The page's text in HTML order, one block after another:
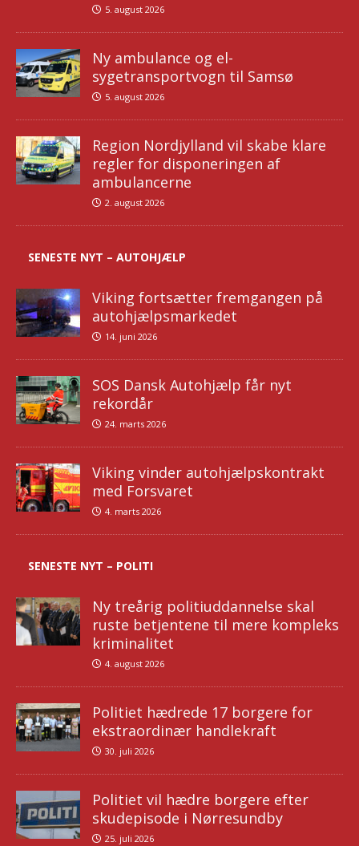
5. august 2026
Ny ambulance og el-
sygetransportvogn til Samsø
5. august 2026
Region Nordjylland vil skabe klare
regler for disponeringen af
ambulancerne
2. august 2026
SENESTE NYT – AUTOHJÆLP
Viking fortsætter fremgangen på
autohjælpsmarkedet
14. juni 2026
SOS Dansk Autohjælp får nyt
rekordår
24. marts 2026
Viking vinder autohjælpskontrakt
med Forsvaret
4. marts 2026
SENESTE NYT – POLITI
Ny treårig politiuddannelse skal
ruste betjentene til mere kompleks
kriminalitet
4. august 2026
Politiet hædrede 17 borgere for
ekstraordinær handlekraft
30. juli 2026
Politiet vil hædre borgere efter
skudepisode i Nørresundby
25. juli 2026